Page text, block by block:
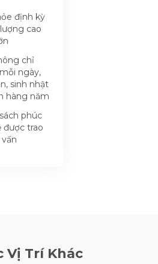
định kỳ
cao
chỉ
ngày,
sinh nhật
hàng năm
phúc
được trao
Vị Trí Khác